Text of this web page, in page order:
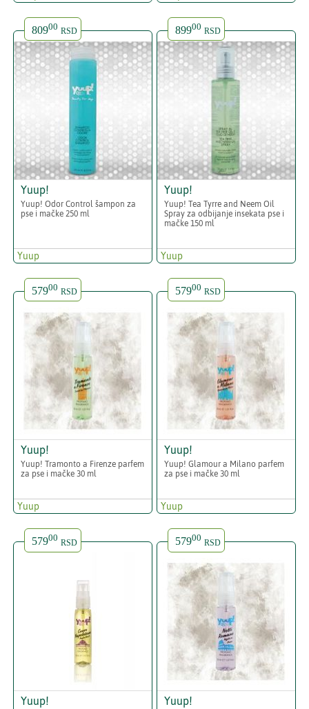
80900 RSD
Yuup!
Yuup! Odor Control šampon za
pse i mačke 250 ml
Yuup
89900 RSD
Yuup!
Yuup! Tea Tyrre and Neem Oil
Spray za odbijanje insekata pse i
mačke 150 ml
Yuup
57900 RSD
Yuup!
Yuup! Tramonto a Firenze parfem
za pse i mačke 30 ml
Yuup
57900 RSD
Yuup!
Yuup! Glamour a Milano parfem
za pse i mačke 30 ml
Yuup
57900 RSD
Yuup!
57900 RSD
Yuup!